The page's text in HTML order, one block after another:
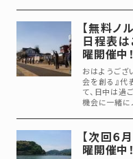
【無料ノ
日程表は
曜開催中！
おはようござ
会を創る』代
て、日中は過
機会に一緒に
【次回６
曜開催中